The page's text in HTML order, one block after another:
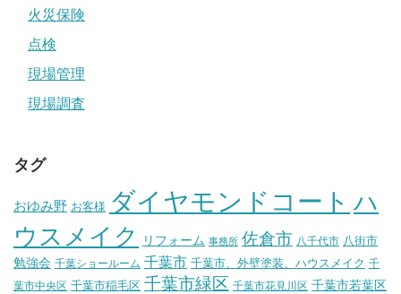
火災保険
点検
現場管理
現場調査
タグ
おゆみ野 お客様 ダイヤモンドコート ハ
ウスメイク
リフォーム 事務所 佐倉市 八千代市 八街市
勉強会 千葉ショールーム 千葉市 千葉市、外壁塗装、ハウスメイク 千
葉市中央区 千葉市稲毛区 千葉市緑区 千葉市花見川区 千葉市若葉区